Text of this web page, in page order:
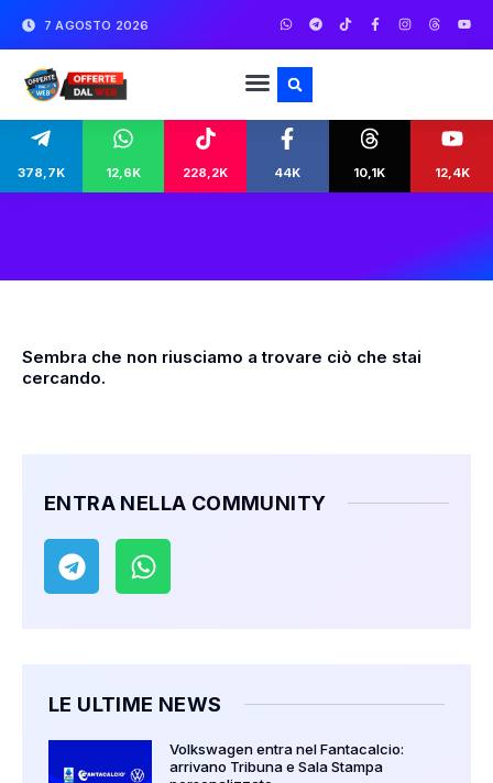
7 AGOSTO 2026
378,7K 12,6K 228,2K 44K 10,1K 12,4K
Sembra che non riusciamo a trovare ciò che stai
cercando.
ENTRA NELLA COMMUNITY
LE ULTIME NEWS
Volkswagen entra nel Fantacalcio:
arrivano Tribuna e Sala Stampa